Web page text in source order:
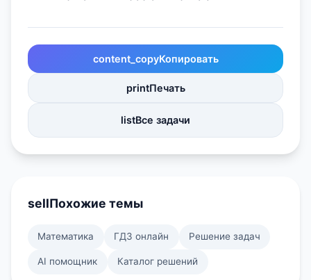
content_copyКопировать
printПечать
listВсе задачи
sellПохожие темы
Математика ГДЗ онлайн Решение задач
AI помощник Каталог решений